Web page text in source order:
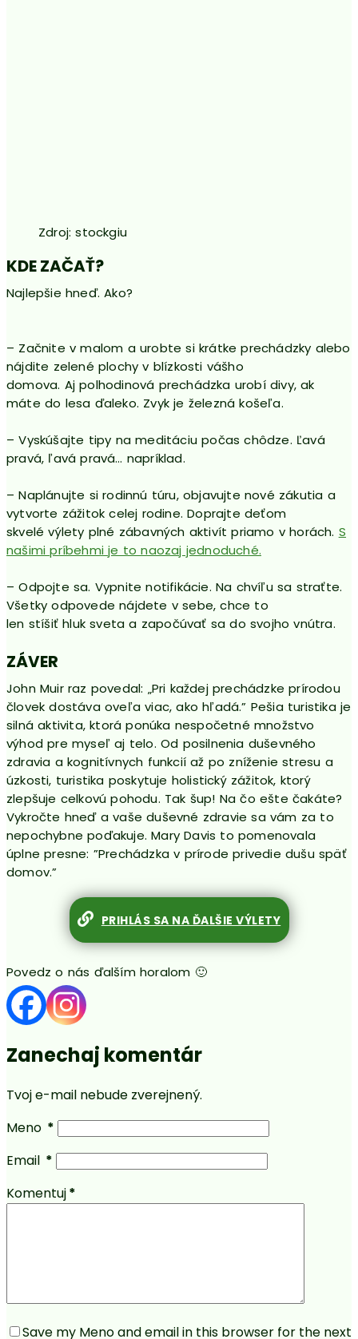
Zdroj: stockgiu
KDE ZAČAŤ?
Najlepšie hneď. Ako?
– Začnite v malom a urobte si krátke prechádzky alebo
nájdite zelené plochy v blízkosti vášho
domova. Aj polhodinová prechádzka urobí divy, ak
máte do lesa ďaleko. Zvyk je železná košeľa.
– Vyskúšajte tipy na meditáciu počas chôdze. Ľavá
pravá, ľavá pravá… napríklad.
– Naplánujte si rodinnú túru, objavujte nové zákutia a
vytvorte zážitok celej rodine. Doprajte deťom
skvelé výlety plné zábavných aktivít priamo v horách. S
našimi príbehmi je to naozaj jednoduché.
– Odpojte sa. Vypnite notifikácie. Na chvíľu sa straťte.
Všetky odpovede nájdete v sebe, chce to
len stíšiť hluk sveta a započúvať sa do svojho vnútra.
ZÁVER
John Muir raz povedal: „Pri každej prechádzke prírodou
človek dostáva oveľa viac, ako hľadá.” Pešia turistika je
silná aktivita, ktorá ponúka nespočetné množstvo
výhod pre myseľ aj telo. Od posilnenia duševného
zdravia a kognitívnych funkcií až po zníženie stresu a
úzkosti, turistika poskytuje holistický zážitok, ktorý
zlepšuje celkovú pohodu. Tak šup! Na čo ešte čakáte?
Vykročte hneď a vaše duševné zdravie sa vám za to
nepochybne poďakuje. Mary Davis to pomenovala
úplne presne: ”Prechádzka v prírode privedie dušu späť
domov.”
PRIHLÁS SA NA ĎALŠIE VÝLETY
Povedz o nás ďalším horalom 🙂
Zanechaj komentár
Tvoj e-mail nebude zverejnený.
Meno *
Email *
Komentuj*
Save my Meno and email in this browser for the next